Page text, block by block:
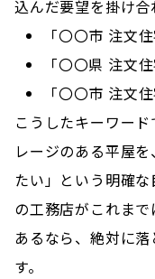
込んだ要望を掛け合
「〇〇市 注文
「〇〇県 注文
「〇〇市 注文
こうしたキーワー
レージのある平屋
たい」という明確
の工務店がこれま
あるなら、絶対に
す。